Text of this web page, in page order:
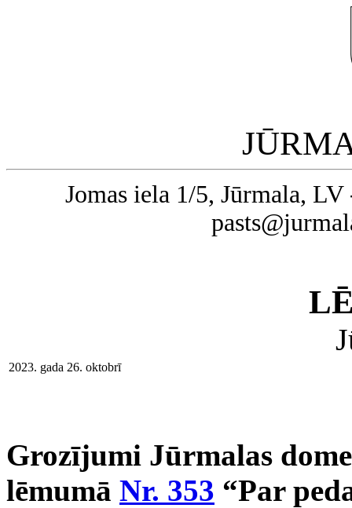
Jomas iela 1/5, Jūrmala,
2023. gada 26. oktobrī
Grozījumi Jūrmalas
lēmumā Nr. 353 “Par